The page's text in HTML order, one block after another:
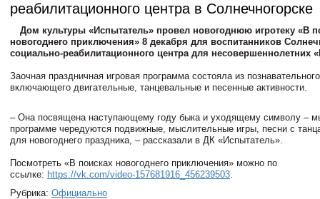
реабилитационного центра в Солнечногорске
Дом культуры «Испытатель» провел новогоднюю игротеку «В
новогоднего приключения» 8 декабря для воспитанников
социально-реабилитационного центра для несовершеннолетних
Заочная праздничная игровая программа состояла из
включающего двигательные, танцевальные и песенные активности.
– Она посвящена наступающему году быка и уходящему символу –
программе чередуются подвижные, мыслительные игры, песни с
для новогоднего праздника, – рассказали в ДК «Испытатель».
Посмотреть «В поисках новогоднего приключения» можно по
ссылке: https://vk.com/video-157681916_456239503.
Рубрика: Официально